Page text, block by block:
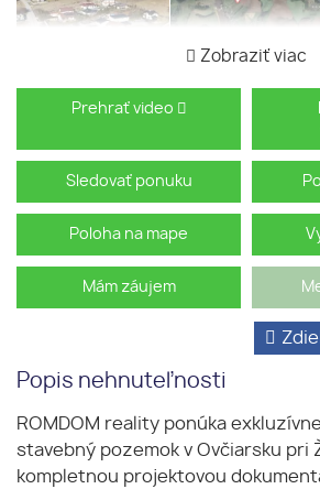
Zobraziť viac
Prehrať video
Sledovať ponuku
Poloha na mape
Mám záujem
Popis nehnuteľnosti
ROMDOM reality ponúka
stavebný pozemok v Ovčiarsku pri
kompletnou projektovou